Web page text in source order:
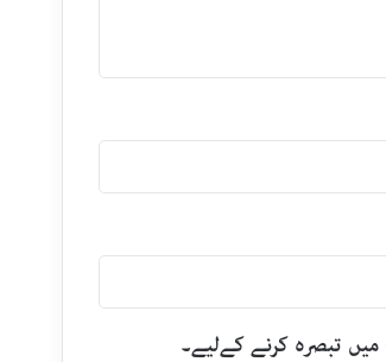
میں تبصرہ کرنے کےلیے۔